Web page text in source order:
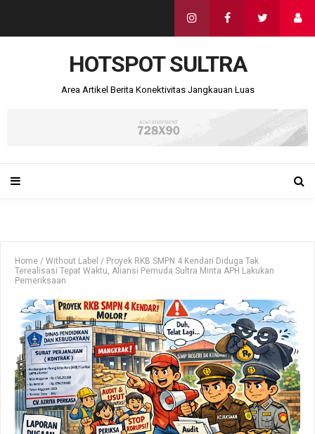
HOTSPOT SULTRA
Area Artikel Berita Konektivitas Jangkauan Luas
Home / Without Label / Proyek RKB SMPN 4 Kendari Diduga Tak
Terealisasi Tepat Waktu, Aliansi Pemuda Sultra Minta APH Lakukan
Pemeriksaan